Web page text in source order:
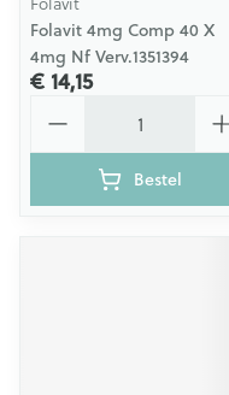
Folavit 4mg Comp 40 X
4mg Nf Verv.1351394
€ 14,15
Bestel